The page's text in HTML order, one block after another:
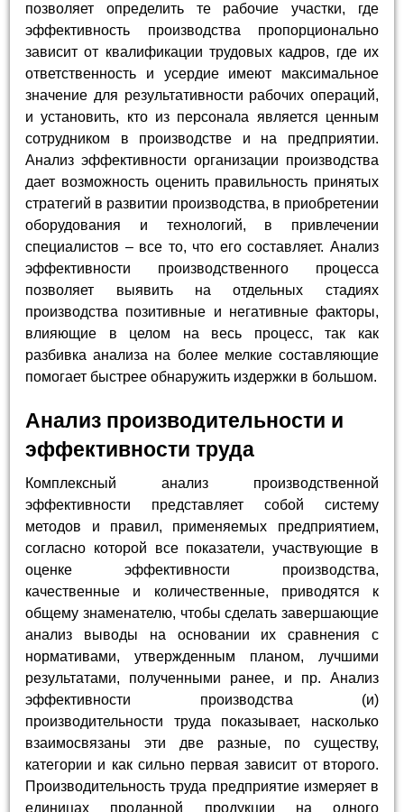
позволяет определить те рабочие участки, где
эффективность производства пропорционально
зависит от квалификации трудовых кадров, где их
ответственность и усердие имеют максимальное
значение для результативности рабочих операций,
и установить, кто из персонала является ценным
сотрудником в производстве и на предприятии.
Анализ эффективности организации производства
дает возможность оценить правильность принятых
стратегий в развитии производства, в приобретении
оборудования и технологий, в привлечении
специалистов – все то, что его составляет. Анализ
эффективности производственного процесса
позволяет выявить на отдельных стадиях
производства позитивные и негативные факторы,
влияющие в целом на весь процесс, так как
разбивка анализа на более мелкие составляющие
помогает быстрее обнаружить издержки в большом.
Анализ производительности и
эффективности труда
Комплексный анализ производственной
эффективности представляет собой систему
методов и правил, применяемых предприятием,
согласно которой все показатели, участвующие в
оценке эффективности производства,
качественные и количественные, приводятся к
общему знаменателю, чтобы сделать завершающие
анализ выводы на основании их сравнения с
нормативами, утвержденным планом, лучшими
результатами, полученными ранее, и пр. Анализ
эффективности производства (и)
производительности труда показывает, насколько
взаимосвязаны эти две разные, по существу,
категории и как сильно первая зависит от второго.
Производительность труда предприятие измеряет в
единицах проданной продукции на одного